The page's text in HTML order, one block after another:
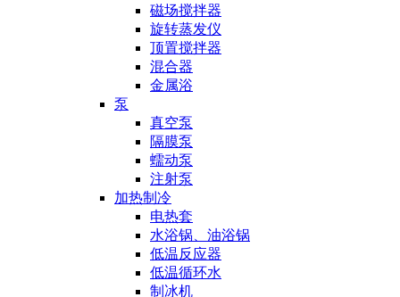
磁场搅拌器
旋转蒸发仪
顶置搅拌器
混合器
金属浴
泵
真空泵
隔膜泵
蠕动泵
注射泵
加热制冷
电热套
水浴锅、油浴锅
低温反应器
低温循环水
制冰机